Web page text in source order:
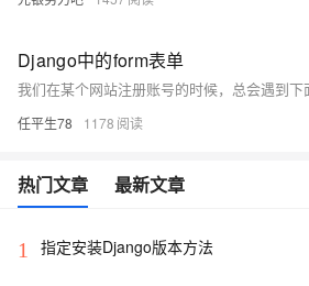
Django中的form表单
任平生78 1178
热门文章 最新文章
1 指定安装Django版本方法